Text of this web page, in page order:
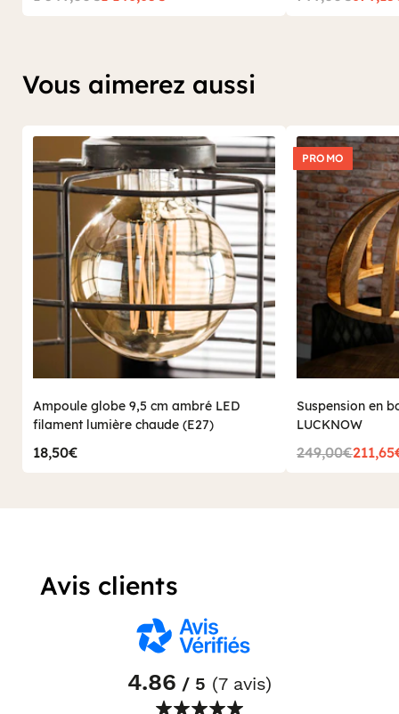
Vous aimerez aussi
Ampoule globe 9,5 cm ambré LED
filament lumière chaude (E27)
18,50€
PROMO
Suspension en
LUCKNOW
249,00€
Avis clients
4.86 / 5 (7 avis)